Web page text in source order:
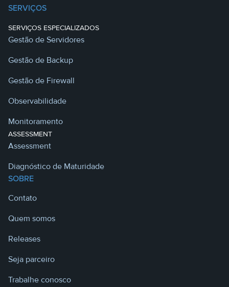
SERVIÇOS
SERVIÇOS ESPECIALIZADOS
Gestão de Servidores
Gestão de Backup
Gestão de Firewall
Observabilidade
Monitoramento
ASSESSMENT
Assessment
Diagnóstico de Maturidade
SOBRE
Contato
Quem somos
Releases
Seja parceiro
Trabalhe conosco